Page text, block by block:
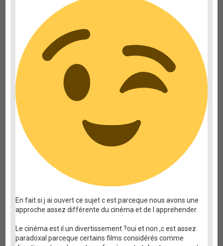
En fait si j ai ouvert ce sujet c est parceque nous avons une
approche assez différente du cinéma et de l apprehender.
Le cinéma est il un divertissement ?oui et non ,c est assez
paradoxal parceque certains films considérés comme